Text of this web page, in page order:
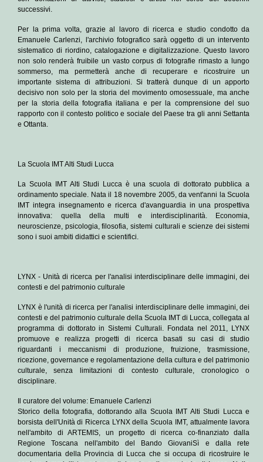
successivi.
Per la prima volta, grazie al lavoro di ricerca e studio condotto da
Emanuele Carlenzi, l'archivio fotografico sarà oggetto di un intervento
sistematico di riordino, catalogazione e digitalizzazione. Questo lavoro
non solo renderà fruibile un vasto corpus di fotografie rimasto a lungo
sommerso, ma permetterà anche di recuperare e ricostruire un
importante sistema di attribuzioni. Si tratterà dunque di un apporto
decisivo non solo per la storia del movimento omosessuale, ma anche
per la storia della fotografia italiana e per la comprensione del suo
rapporto con il contesto politico e sociale del Paese tra gli anni Settanta
e Ottanta.
La Scuola IMT Alti Studi Lucca
La Scuola IMT Alti Studi Lucca è una scuola di dottorato pubblica a
ordinamento speciale. Nata il 18 novembre 2005, da vent'anni la Scuola
IMT integra insegnamento e ricerca d'avanguardia in una prospettiva
innovativa: quella della multi e interdisciplinarità. Economia,
neuroscienze, psicologia, filosofia, sistemi culturali e scienze dei sistemi
sono i suoi ambiti didattici e scientifici.
LYNX - Unità di ricerca per l'analisi interdisciplinare delle immagini, dei
contesti e del patrimonio culturale
LYNX è l'unità di ricerca per l'analisi interdisciplinare delle immagini, dei
contesti e del patrimonio culturale della Scuola IMT di Lucca, collegata al
programma di dottorato in Sistemi Culturali. Fondata nel 2011, LYNX
promuove e realizza progetti di ricerca basati su casi di studio
riguardanti i meccanismi di produzione, fruizione, trasmissione,
ricezione, governance e regolamentazione della cultura e del patrimonio
culturale, senza limitazioni di contesto culturale, cronologico o
disciplinare.
Il curatore del volume: Emanuele Carlenzi
Storico della fotografia, dottorando alla Scuola IMT Alti Studi Lucca e
borsista dell'Unità di Ricerca LYNX della Scuola IMT, attualmente lavora
nell'ambito di ARTEMIS, un progetto di ricerca co-finanziato dalla
Regione Toscana nell'ambito del Bando GiovaniSì e dalla rete
documentaria della Provincia di Lucca che si occupa di ricostruire le